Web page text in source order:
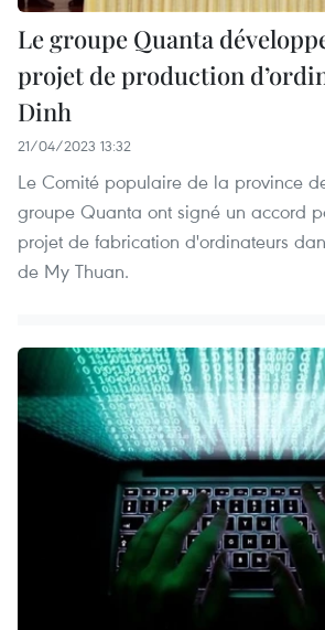
Le groupe Quanta
projet de production
Dinh
21/04/2023 13:32
Le Comité populaire de la province
groupe Quanta ont signé un accord
projet de fabrication d'ordinateurs
de My Thuan.